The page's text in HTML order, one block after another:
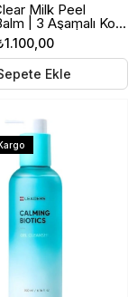
Milk Peel
| 3 Aşamalı Kore
Balmı | 180ml
Ekle